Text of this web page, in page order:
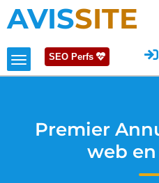
AVISSITE
SEO Perfs
Premier
web